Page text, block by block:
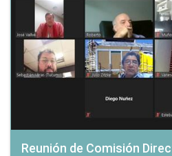
Reunión de Comisión